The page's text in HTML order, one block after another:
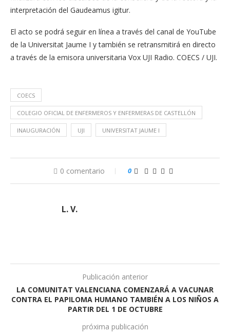
interpretación del Gaudeamus igitur.
El acto se podrá seguir en línea a través del canal de YouTube
de la Universitat Jaume I y también se retransmitirá en directo
a través de la emisora universitaria Vox UJI Radio. COECS / UJI.
COECS
COLEGIO OFICIAL DE ENFERMEROS Y ENFERMERAS DE CASTELLÓN
INAUGURACIÓN UJI UNIVERSITAT JAUME I
0 comentario 0
L. V.
Publicación anterior
LA COMUNITAT VALENCIANA COMENZARÁ A VACUNAR
CONTRA EL PAPILOMA HUMANO TAMBIÉN A LOS NIÑOS A
PARTIR DEL 1 DE OCTUBRE
próxima publicación